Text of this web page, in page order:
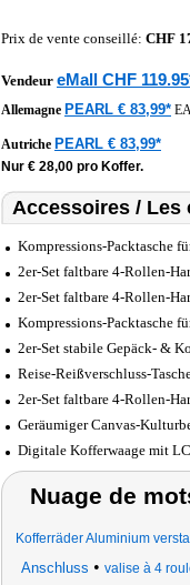
Prix de vente conseillé: CHF
Vendeur eMall CHF
Allemagne PEARL € 83,99*
Autriche PEARL € 83,99*
Nur € 28,00 pro Koffer.
Accessoires / Les
Kompressions-Packtasche
2er-Set faltbare 4-Rollen-
2er-Set faltbare 4-Rollen-
Kompressions-Packtasche
2er-Set stabile Gepäck- &
Reise-Reißverschluss-
2er-Set faltbare 4-Rollen-
Geräumiger Canvas-
Digitale Kofferwaage mit
Nuage de
Kofferräder Aluminium
Anschluss • valise à 4